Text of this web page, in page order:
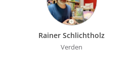
Rainer Schlichtholz
Verden